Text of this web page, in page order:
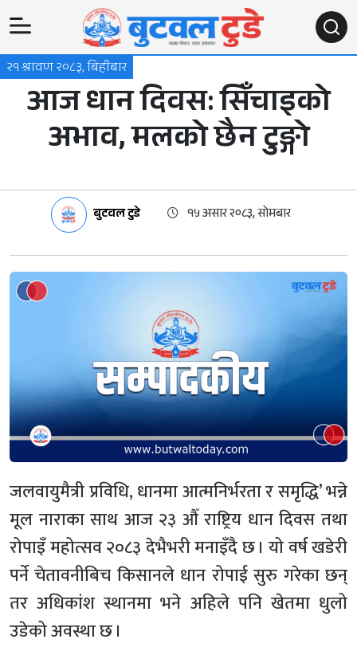
२१ श्रावण २०८३, बिहीबार
आज धान दिवस: सिँचाइको
अभाव, मलको छैन टुङ्गो
बुटवल टुडे १५ असार २०८३, सोमबार
जलवायुमैत्री प्रविधि, धानमा आत्मनिर्भरता र समृद्धि’ भन्ने
मूल नाराका साथ आज २३ औँ राष्ट्रिय धान दिवस तथा
रोपाइँ महोत्सव २०८३ देभैभरी मनाइँदै छ । यो वर्ष खडेरी
पर्ने चेतावनीबिच किसानले धान रोपाई सुरु गरेका छन्
तर अधिकांश स्थानमा भने अहिले पनि खेतमा धुलो
उडेको अवस्था छ ।